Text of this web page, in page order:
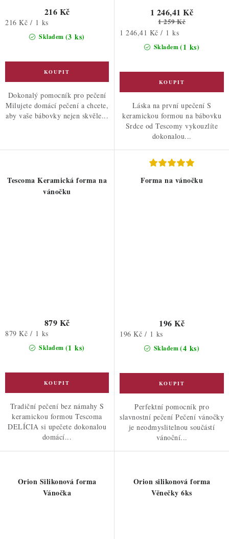
Skladem (3 ks)
216 Kč
Měrná
216 Kč / 1 ks
Dokonalý pomocník pro pečení
Milujete domácí pečení a chcete,
aby vaše bábovky nejen skvěle...
Skladem(1 ks)
1 246,41 Kč
1 259 Kč
Měrná
1 246,41 Kč / 1 ks
Láska na první upečení S
keramickou formou na bábovku
Srdce od Tescomy vykouzlíte
dokonalou...
Tescoma Keramická forma na
vánočku
Skladem (1 ks)
879 Kč
Měrná
879 Kč / 1 ks
Tradiční pečení bez námahy S
keramickou formou Tescoma
DELÍCIA si upečete dokonalou
domácí...
Forma na vánočku
Skladem(4 ks)
196 Kč
Měrná
196 Kč / 1 ks
Perfektní pomocník pro
slavnostní pečení Pečení vánočky
je neodmyslitelnou součástí
vánoční...
Orion Silikonová forma
Vánočka
Orion silikonová forma
Věnečky 6ks